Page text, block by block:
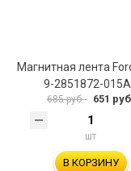
Магнитная лента
9-2851872-
685 руб. 651
шт
В КОРЗИНУ